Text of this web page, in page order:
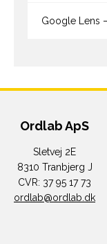
Google Lens
Ordlab ApS
Sletvej 2E
8310 Tranbjerg J
CVR: 37 95 17 73
ordlab@ordlab.dk